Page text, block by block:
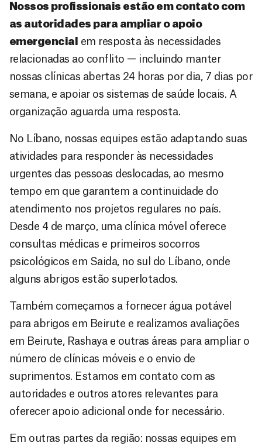
Nossos profissionais estão em contato com
as autoridades para ampliar o apoio
emergencial
em resposta às necessidades
relacionadas ao conflito — incluindo manter
nossas clínicas abertas 24 horas por dia, 7 dias por
semana, e apoiar os sistemas de saúde locais. A
organização aguarda uma resposta.
No Líbano, nossas equipes estão adaptando suas
atividades para responder às necessidades
urgentes das pessoas deslocadas, ao mesmo
tempo em que garantem a continuidade do
atendimento nos projetos regulares no país.
Desde 4 de março, uma clínica móvel oferece
consultas médicas e primeiros socorros
psicológicos em Saida, no sul do Líbano, onde
alguns abrigos estão superlotados.
Também começamos a fornecer água potável
para abrigos em Beirute e realizamos avaliações
em Beirute, Rashaya e outras áreas para ampliar o
número de clínicas móveis e o envio de
suprimentos. Estamos em contato com as
autoridades e outros atores relevantes para
oferecer apoio adicional onde for necessário.
Em outras partes da região: nossas equipes em